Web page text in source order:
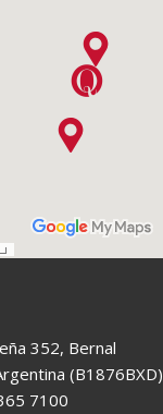
352, Bernal
(B1876BXD)
4365 7100